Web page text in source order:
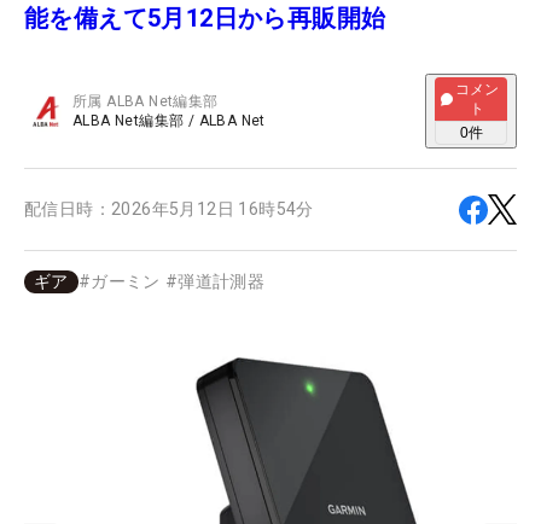
能を備えて5月12日から再販開始
所属ALBA Net編集部
ALBA Net編集部 / ALBA Net
コメン
ト
0件
配信日時： 2026年5月12日 16時54分
ギア #ガーミン #弾道計測器